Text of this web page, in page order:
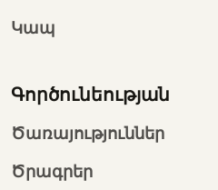
Կապ
Գործունեության
Ծառայություններ
Ծրագրեր